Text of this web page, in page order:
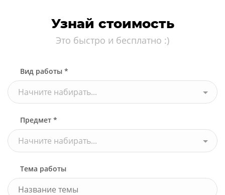
Узнай стоимость
Это быстро и бесплатно :)
Вид работы *
Начните набирать...
Предмет *
Начните набирать...
Тема работы